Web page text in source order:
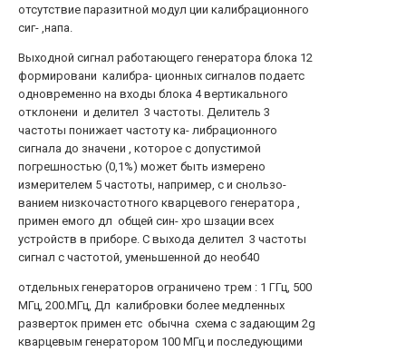
отсутствие паразитной модул ции калибрационного
сиг- ,напа.
Выходной сигнал работающего генератора блока 12
формировани калибра- ционных сигналов подаетс
одновременно на входы блока 4 вертикального
отклонени и делител 3 частоты. Делитель 3
частоты понижает частоту ка- либрационного
сигнала до значени , которое с допустимой
погрешностью (0,1%) может быть измерено
измерителем 5 частоты, например, с и снользо-
ванием низкочастотного кварцевого генератора ,
примен емого дл общей син- хро шзации всех
устройств в приборе. С выхода делител 3 частоты
сигнал с частотой, уменьшенной до необ40
отдельных генераторов ограничено трем : 1 ГГц, 500
МГц, 200.МГц, Дл калибровки более медленных
разверток примен етс обычна схема с задающим 2g
кварцевым генератором 100 МГц и последующими